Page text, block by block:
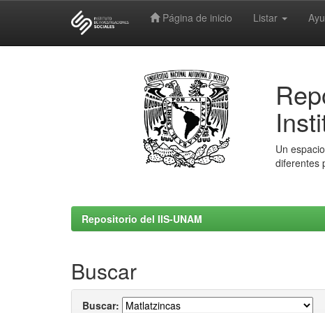
Página de inicio Listar
Un
diferentes
Repositorio del IIS-UNAM
Buscar
Buscar: